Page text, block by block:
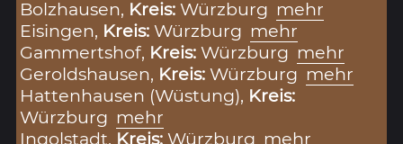
Bolzhausen, Kreis:Würzburg mehr
Eisingen, Kreis:Würzburg mehr
Gammertshof, Kreis:Würzburg mehr
Geroldshausen, Kreis:Würzburg mehr
Hattenhausen (Wüstung), Kreis:
Würzburg mehr
Ingolstadt, Kreis:Würzburg mehr